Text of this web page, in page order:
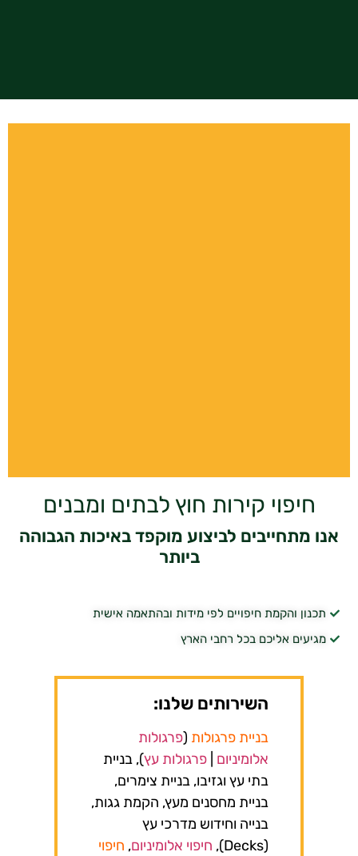
חיפוי קירות חוץ לבתים ומבנים
אנו מתחייבים לביצוע מוקפד באיכות הגבוהה
ביותר
תכנון והקמת חיפויים לפי מידות ובהתאמה אישית
מגיעים אליכם בכל רחבי הארץ
השירותים שלנו:
בניית פרגולות (פרגולות
אלומיניום |פרגולות עץ), בניית
בתי עץ וגזיבו, בניית צימרים,
בניית מחסנים מעץ, הקמת גגות,
בנייה וחידוש מדרכי עץ
(Decks),
חיפוי אלומיניום, חיפוי